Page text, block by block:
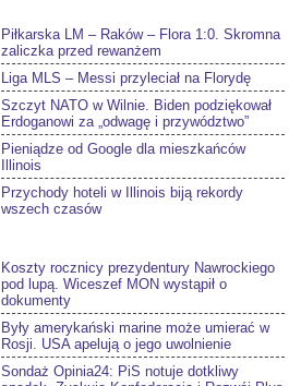
Piłkarska LM – Raków – Flora 1:0. Skromna
zaliczka przed rewanżem
Liga MLS – Messi przyleciał na Florydę
Szczyt NATO w Wilnie. Biden podziękował
Erdoganowi za „odwagę i przywództwo”
Pieniądze od Google dla mieszkańców
Illinois
Przychody hoteli w Illinois biją rekordy
wszech czasów
Koszty rocznicy prezydentury Nawrockiego
pod lupą. Wiceszef MON wystąpił o
dokumenty
Były amerykański marine może umierać w
Rosji. USA apelują o jego uwolnienie
Sondaż Opinia24: PiS notuje dotkliwy